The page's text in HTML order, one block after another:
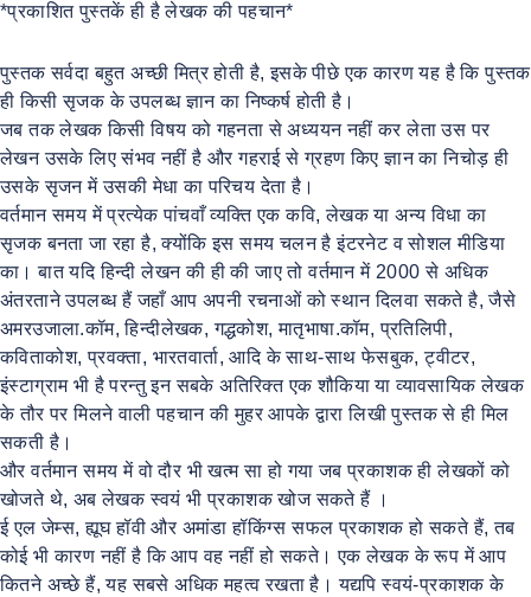
*प्रकाशित पुस्तकें ही है लेखक की पहचान*
पुस्तक सर्वदा बहुत अच्छी मित्र होती है, इसके पीछे एक कारण यह है कि पुस्तक
ही किसी सृजक के उपलब्ध ज्ञान का निष्कर्ष होती है।
जब तक लेखक किसी विषय को गहनता से अध्ययन नहीं कर लेता उस पर
लेखन उसके लिए संभव नहीं है और गहराई से ग्रहण किए ज्ञान का निचोड़ ही
उसके सृजन में उसकी मेधा का परिचय देता है।
वर्तमान समय में प्रत्येक पांचवाँ व्यक्ति एक कवि, लेखक या अन्य विधा का
सृजक बनता जा रहा है, क्योंकि इस समय चलन है इंटरनेट व सोशल मीडिया
का। बात यदि हिन्दी लेखन की ही की जाए तो वर्तमान में 2000 से अधिक
अंतरताने उपलब्ध हैं जहाँ आप अपनी रचनाओं को स्थान दिलवा सकते है, जैसे
अमरउजाला.कॉम, हिन्दीलेखक, गद्धकोश, मातृभाषा.कॉम, प्रतिलिपी,
कविताकोश, प्रवक्ता, भारतवार्ता, आदि के साथ-साथ फेसबुक, ट्वीटर,
इंस्टाग्राम भी है परन्तु इन सबके अतिरिक्त एक शौकिया या व्यावसायिक लेखक
के तौर पर मिलने वाली पहचान की मुहर आपके द्वारा लिखी पुस्तक से ही मिल
सकती है।
और वर्तमान समय में वो दौर भी खत्म सा हो गया जब प्रकाशक ही लेखकों को
खोजते थे, अब लेखक स्वयं भी प्रकाशक खोज सकते हैं ।
ई एल जेम्स, ह्यूघ हॉवी और अमांडा हॉकिंग्स सफल प्रकाशक हो सकते हैं, तब
कोई भी कारण नहीं है कि आप वह नहीं हो सकते। एक लेखक के रूप में आप
कितने अच्छे हैं, यह सबसे अधिक महत्व रखता है। यद्यपि स्वयं-प्रकाशक के